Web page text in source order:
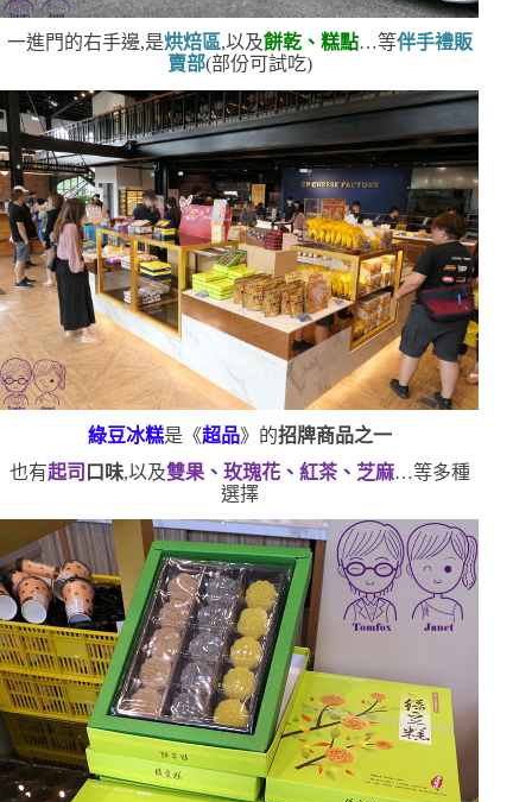
一進門的右手邊,是烘焙區,以及餅乾、糕點…等伴手禮販
賣部(部份可試吃)
綠豆冰糕是 《超品》的招牌商品之一
也有起司 口味,以及雙果、玫瑰花、紅茶、芝麻…等多種
選擇